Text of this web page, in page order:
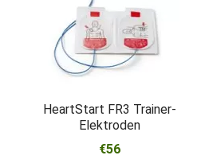
HeartStart FR3 Trainer-
Elektroden
€56